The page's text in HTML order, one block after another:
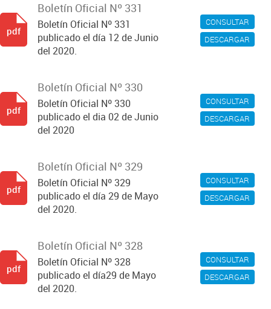
CONSULTAR
DESCARGAR
Boletín Oficial Nº 331
Boletín Oficial Nº 331
publicado el día 12 de Junio
del 2020.
pdf
CONSULTAR
DESCARGAR
Boletín Oficial Nº 330
Boletín Oficial Nº 330
publicado el dia 02 de Junio
del 2020
pdf
CONSULTAR
DESCARGAR
Boletín Oficial Nº 329
Boletín Oficial Nº 329
publicado el día 29 de Mayo
del 2020.
pdf
CONSULTAR
DESCARGAR
Boletín Oficial Nº 328
Boletín Oficial Nº 328
publicado el día29 de Mayo
del 2020.
pdf